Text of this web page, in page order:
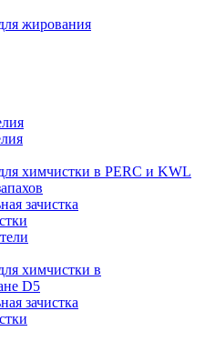
жирования
химчистки в PERC и KWL
зачистка
химчистки в
D5
зачистка